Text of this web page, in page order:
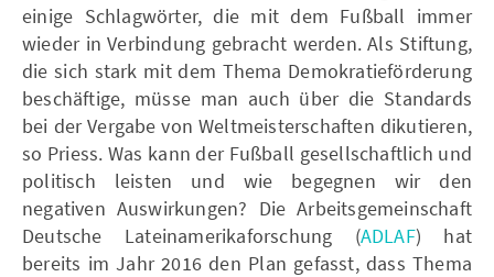
einige Schlagwörter, die mit dem Fußball immer
wieder in Verbindung gebracht werden. Als Stiftung,
die sich stark mit dem Thema Demokratieförderung
beschäftige, müsse man auch über die Standards
bei der Vergabe von Weltmeisterschaften dikutieren,
so Priess. Was kann der Fußball gesellschaftlich und
politisch leisten und wie begegnen wir den
negativen Auswirkungen? Die Arbeitsgemeinschaft
Deutsche Lateinamerikaforschung (ADLAF) hat
bereits im Jahr 2016 den Plan gefasst, dass Thema